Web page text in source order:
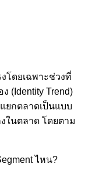
โดยเฉพาะช่วงที่
(Identity Trend)
กตลาดเป็นแบบ
ในตลาด โดยตาม
ไหน?